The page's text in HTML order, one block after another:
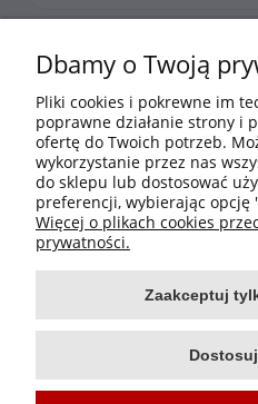
*Zapisując się zgadzasz się z naszą
Informacje
Moje konto
Płatności i dostawa
Dbamy o Twoją
Pliki cookies i pokrewne im
poprawne działanie strony i
ofertę do Twoich potrzeb.
wykorzystanie przez nas
do sklepu lub dostosować
preferencji, wybierając opcję
Więcej o plikach cookies
prywatności.
Zaakceptuj